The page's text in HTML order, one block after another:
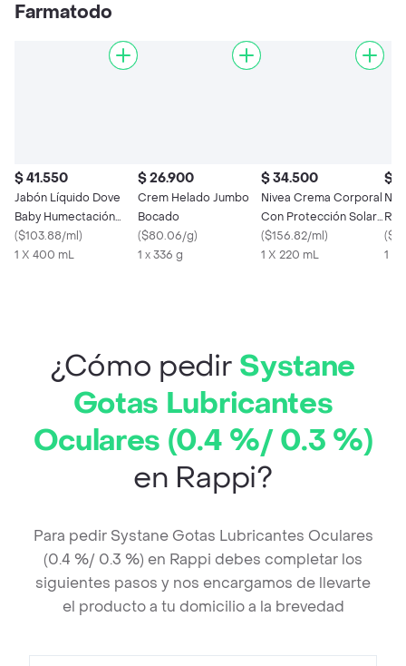
Farmatodo
$ 41.550
Jabón Líquido Dove
Baby Humectación
Sensible 400 mL
($103.88/ml)
1 X 400 mL
$ 26.900
Crem Helado Jumbo
Bocado
($80.06/g)
1 x 336 g
$ 34.500
Nivea Crema Corporal
Con Protección Solar
FPS 15
($156.82/ml)
1 X 220 mL
$
(
1 x
¿Cómo pedir Systane
Gotas Lubricantes
Oculares (0.4 %/ 0.3 %)
en Rappi?
Para pedir Systane Gotas Lubricantes Oculares
(0.4 %/ 0.3 %) en Rappi debes completar los
siguientes pasos y nos encargamos de llevarte
el producto a tu domicilio a la brevedad